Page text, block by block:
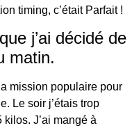
timing, c’était Parfait !
j’ai décidé de
matin.
mission populaire pour
Le soir j’étais trop
J’ai mangé à